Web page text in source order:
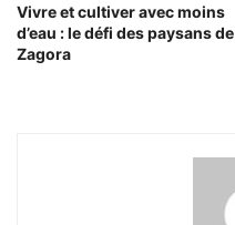
Vivre et cultiver avec moins
d’eau : le défi des paysans de
Zagora